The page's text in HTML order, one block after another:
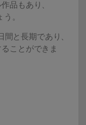
品もあり、
。
間と長期であり、
ことができま